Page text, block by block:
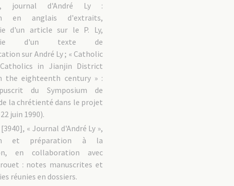
journal d'André Ly :
en anglais d'extraits,
d'un article sur le P. Ly,
d'un texte de
sur André Ly ; « Catholic
in Jianjin District
the eighteenth century » :
du Symposium de
la chrétienté dans le projet
juin 1990).
« Journal d'André Ly »,
et préparation à la
en collaboration avec
: notes manuscrites et
réunies en dossiers.